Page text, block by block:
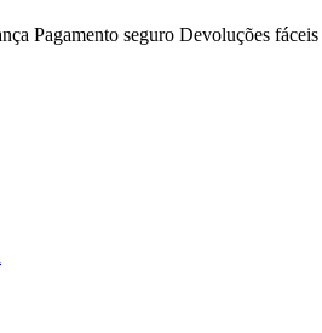
Pagamento seguro Devoluções fáceis